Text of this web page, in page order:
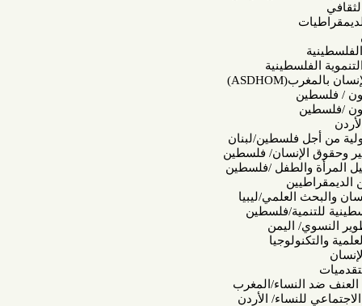
ASDHOM
)
فلسطين/لبنان
فلسطين
/فلسطين
ليبيا
فلسطين
اليمن
المغرب
الأردن